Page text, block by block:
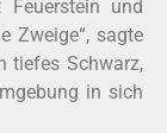
und
Zweige“, sagte
tiefes Schwarz,
in sich